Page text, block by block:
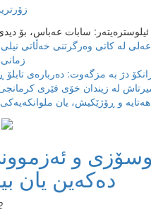
عەلی لە کاتی وەرگرتنی خەڵاتی
دژ بە مزگەوت: دەربارەى تابلۆ
له‌ زیندان خۆی فێری
و
دەکەین یان
2